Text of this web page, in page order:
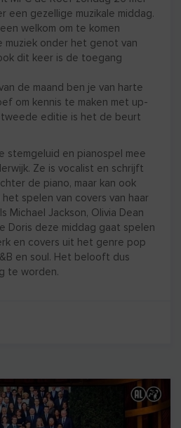
een gezellige muzikale middag.
welkom om te komen
muziek onder het genot van
dit keer is de toegang
de maand ben je van harte
om kennis te maken met up-
editie is het de beurt
stemgeluid en pianospel mee
Ze is vocalist en schrijft
de piano, maar kan ook
spelen van covers van haar
Michael Jackson, Olivia Dean
Doris deze middag gaat spelen
en covers uit het genre pop
en soul. Het belooft dus
te worden.